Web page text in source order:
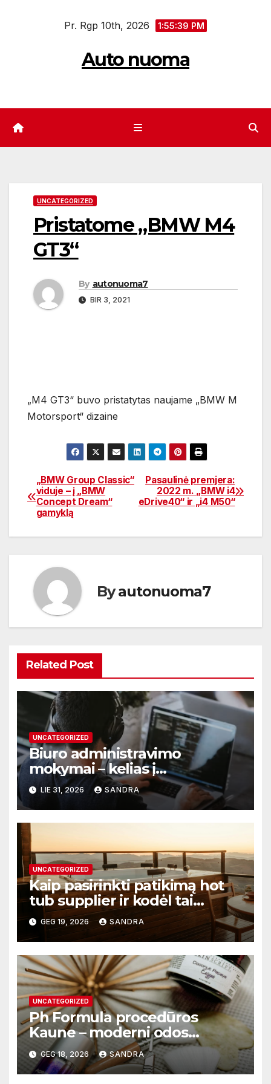
Pr. Rgp 10th, 2026 1:55:40 PM
Auto nuoma
UNCATEGORIZED
Pristatome „BMW M4
GT3“
By autonuoma7
BIR 3, 2021
„M4 GT3“ buvo pristatytas naujame „BMW M
Motorsport“ dizaine
Navigacija
tarp
įrašų
Pasaulinė premjera:
2022 m. „BMW i4
eDrive40“ ir „i4 M50“
„BMW Group Classic“
viduje – į „BMW
Concept Dream“
gamyklą
Byautonuoma7
Related Post
UNCATEGORIZED
Biuro administravimo
mokymai – kelias į
profesionalų ir efektyvų
darbą
LIE 31, 2026 SANDRA
UNCATEGORIZED
Kaip pasirinkti patikimą hot
tub supplier ir kodėl tai
svarbu?
GEG 19, 2026 SANDRA
UNCATEGORIZED
Ph Formula procedūros
Kaune – moderni odos
atnaujinimo sistema
GEG 18, 2026 SANDRA